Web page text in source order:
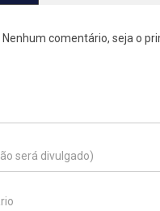
Nenhum comentário, seja o